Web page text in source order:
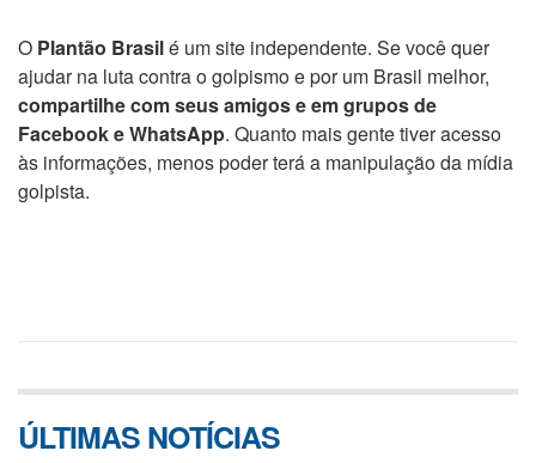
O Plantão Brasilé um site independente. Se você quer
ajudar na luta contra o golpismo e por um Brasil melhor,
compartilhe com seus amigos e em grupos de
Facebook e WhatsApp. Quanto mais gente tiver acesso
às informações, menos poder terá a manipulação da mídia
golpista.
ÚLTIMAS NOTÍCIAS